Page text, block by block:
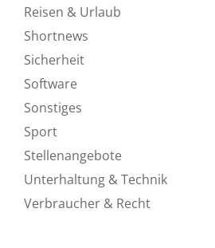
Reisen & Urlaub
Shortnews
Sicherheit
Software
Sonstiges
Sport
Stellenangebote
Unterhaltung & Technik
Verbraucher & Recht